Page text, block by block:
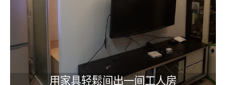
用家具轻鬆间出一间工人房